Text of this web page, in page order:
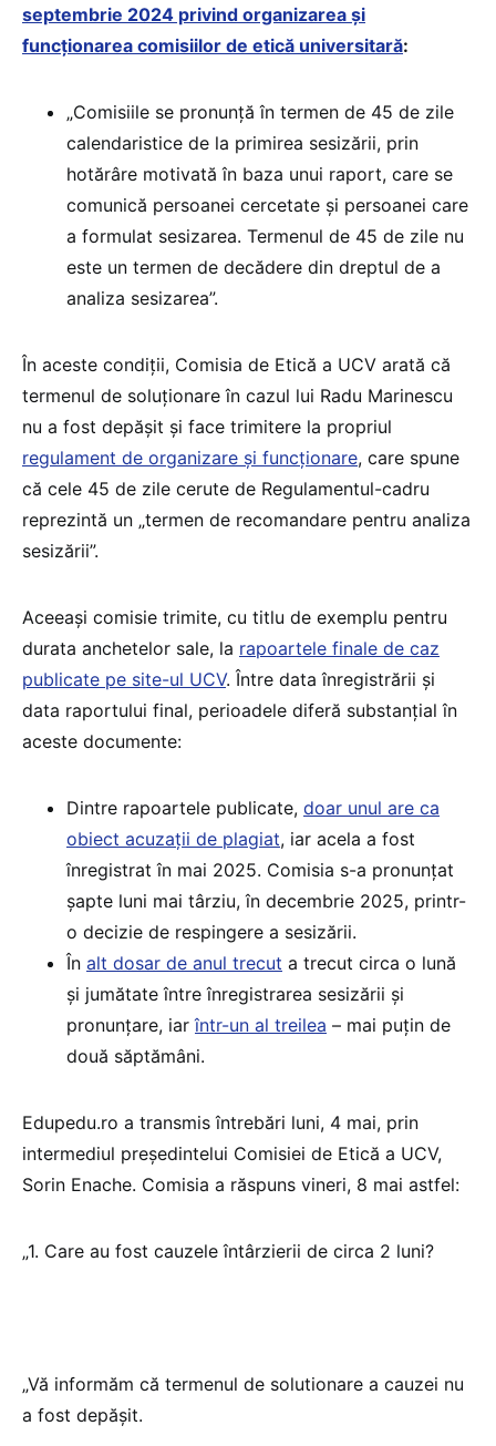
septembrie 2024 privind organizarea și
funcționarea comisiilor de etică universitară:
„Comisiile se pronunță în termen de 45 de zile
calendaristice de la primirea sesizării, prin
hotărâre motivată în baza unui raport, care se
comunică persoanei cercetate și persoanei care
a formulat sesizarea. Termenul de 45 de zile nu
este un termen de decădere din dreptul de a
analiza sesizarea”.
În aceste condiții, Comisia de Etică a UCV arată că
termenul de soluționare în cazul lui Radu Marinescu
nu a fost depășit și face trimitere la propriul
regulament de organizare și funcționare, care spune
că cele 45 de zile cerute de Regulamentul-cadru
reprezintă un „termen de recomandare pentru analiza
sesizării”.
Aceeași comisie trimite, cu titlu de exemplu pentru
durata anchetelor sale, la rapoartele finale de caz
publicate pe site-ul UCV. Între data înregistrării și
data raportului final, perioadele diferă substanțial în
aceste documente:
Dintre rapoartele publicate, doar unul are ca
obiect acuzații de plagiat, iar acela a fost
înregistrat în mai 2025. Comisia s-a pronunțat
șapte luni mai târziu, în decembrie 2025, printr-
o decizie de respingere a sesizării.
În alt dosar de anul trecut a trecut circa o lună
și jumătate între înregistrarea sesizării și
pronunțare, iarîntr-un al treilea – mai puțin de
două săptămâni.
Edupedu.ro a transmis întrebări luni, 4 mai, prin
intermediul președintelui Comisiei de Etică a UCV,
Sorin Enache. Comisia a răspuns vineri, 8 mai astfel:
„1. Care au fost cauzele întârzierii de circa 2 luni?
„Vă informăm că termenul de solutionare a cauzei nu
a fost depășit.